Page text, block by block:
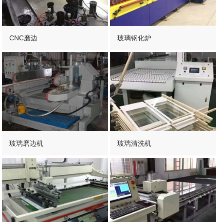
CNC磨边 玻璃钢化炉
玻璃磨边机 玻璃清洗机